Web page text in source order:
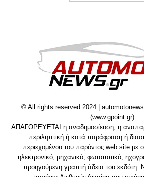
© All rights reserved 2024 |
(www.gpoint.gr)
ΑΠΑΓΟΡΕΥΕΤΑΙ η αναδημοσίευση, η
περιληπτική ή κατά παράφραση ή
περιεχομένου του παρόντος web site με
ηλεκτρονικό, μηχανικό, φωτοτυπικό,
προηγούμενη γραπτή άδεια του εκδότη.